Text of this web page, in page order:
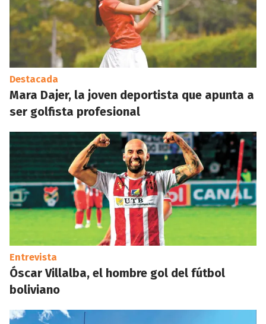
Destacada
Mara Dajer, la joven deportista que apunta a
ser golfista profesional
Entrevista
Óscar Villalba, el hombre gol del fútbol
boliviano